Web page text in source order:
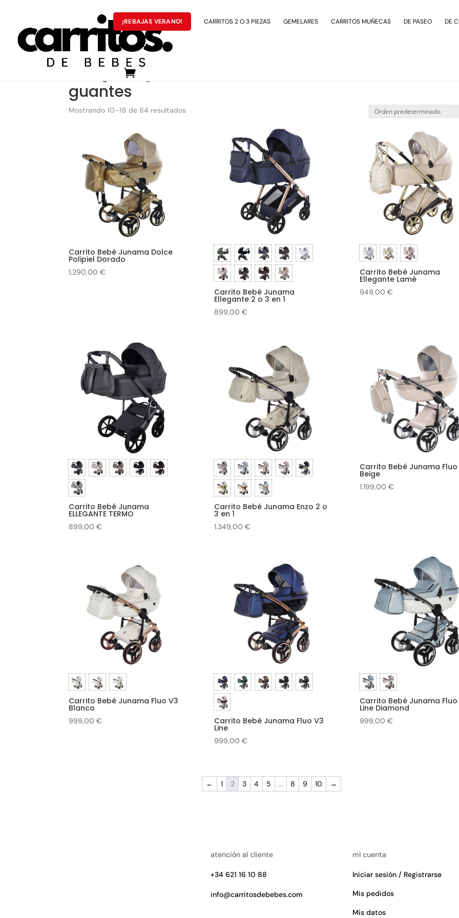
¡REBAJAS VERANO! CARRITOS 2 O 3 PIEZAS GEMELARES CARRITOS MUÑECAS DE PASEO DE
MARCAS
guantes»
guantes
Mostrando 10–18 de 84 resultados
Carrito Bebé Junama Dolce
Polipiel Dorado
1.290,00€
Carrito Bebé Junama
Ellegante 2 o 3 en 1
899,00 €
Carrito Bebé Junama
Ellegante Lamé
949,00 €
Carrito Bebé Junama
ELLEGANTE TERMO
899,00€
Carrito Bebé Junama Enzo 2 o
3 en 1
1.349,00 €
Carrito Bebé Junama Fluo
Beige
1.199,00 €
Carrito Bebé Junama Fluo V3
Blanco
999,00€ Carrito Bebé Junama Fluo V3
Line
999,00 €
Carrito Bebé Junama Fluo
Line Diamond
999,00 €
← 1 2 3 4 5 … 8 9 10 →
atención al cliente
+34 621 16 10 88
info@carritosdebebes.com
mI cuenta
Iniciar sesión / Registrarse
Mis pedidos
Mis datos